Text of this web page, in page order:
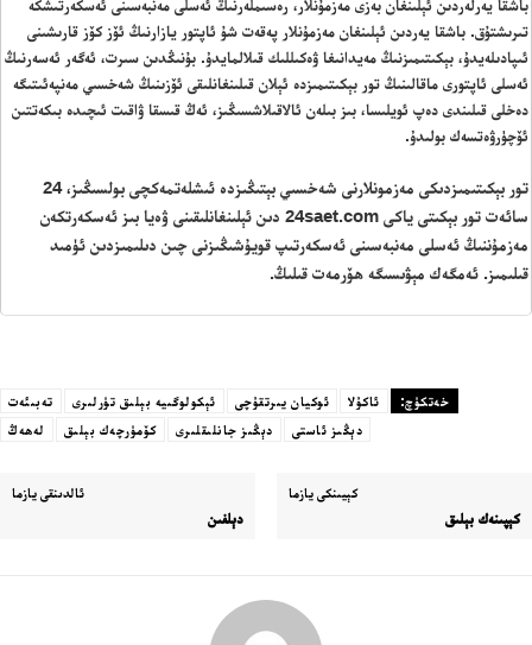
باشقا يەرلەردىن ئېلىنغان بەزى مەزمۇنلار، رەسىملەرنىڭ ئەسلى مەنبەسىنى ئەسكەرتىشكە
تىرىشتۇق. باشقا يەردىن ئېلىنغان مەزمۇنلار پەقەت شۇ ئاپتور يازارنىڭ ئۆز كۆز قارىشىنى
ئىپادىلەيدۇ، بېكىتىمىزنىڭ مەيدانىغا ۋەكىللىك قىلالمايدۇ. بۇنىڭدىن سىرت، ئەگەر ئەسەرنىڭ
ئەسلى ئاپتورى ماقالىنىڭ تور بېكىتىمىزدە ئېلان قىلىنغانلىقى ئۆزىنىڭ شەخسىي مەنپەئىتىگە
دەخلى قىلىندى دەپ ئويلىسا، بىز بىلەن ئالاقىلاشسىڭىز، ئەڭ قىسقا ۋاقىت ئىچىدە بىكەتتىن
ئۆچۈرۋەتسەك بولىدۇ.
تور بېكىتىمىزدىكى مەزمونلارنى شەخسىي بېتىڭىزدە ئىشلەتمەكچى بولسىڭىز، 24
سائەت تور بېكىتى ياكى 24saet.com دىن ئېلىنغانلىقىنى ۋەيا بىز ئەسكەرتكەن
مەزمۇننىڭ ئەسلى مەنبەسىنى ئەسكەرتىپ قويۇشىڭىزنى چىن دىلىمىزدىن ئۈمىد
قىلىمىز. ئەمگەك مېۋىسىگە ھۆرمەت قىلىڭ.
خەتكۈچ: ئاكۇلا ئوكيان يىرتقۇچى ئېكولوگىيە بېلىق تۈرلىرى
تەبىئەت
دېڭىز ئاستى
دېڭىز جانلىقلىرى كۆمۈرچەك بېلىق لەھەڭ
ئالدىنقى يازما
دېلفىن
كېيىنكى يازما
كېپىنەك بېلىق